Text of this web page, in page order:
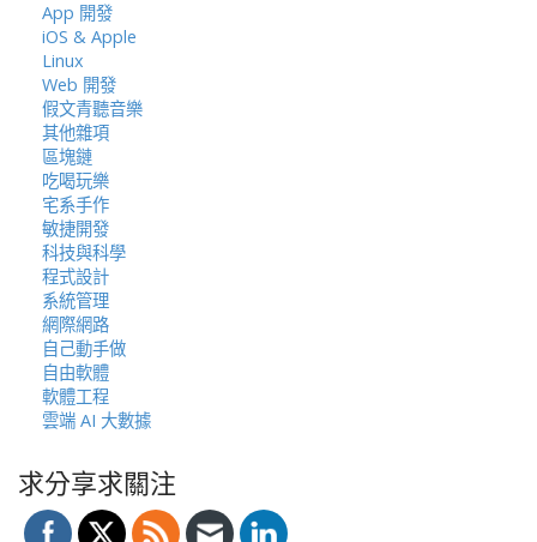
App 開發
iOS & Apple
Linux
Web 開發
假文青聽音樂
其他雜項
區塊鏈
吃喝玩樂
宅系手作
敏捷開發
科技與科學
程式設計
系統管理
網際網路
自己動手做
自由軟體
軟體工程
雲端 AI 大數據
求分享求關注